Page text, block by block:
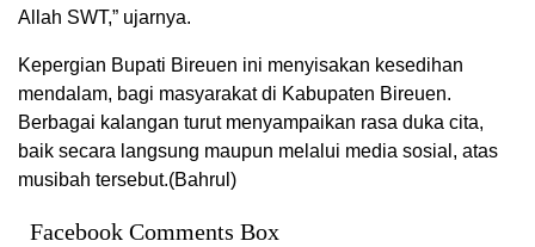
Allah SWT,” ujarnya.
Kepergian Bupati Bireuen ini menyisakan kesedihan
mendalam, bagi masyarakat di Kabupaten Bireuen.
Berbagai kalangan turut menyampaikan rasa duka cita,
baik secara langsung maupun melalui media sosial, atas
musibah tersebut.(Bahrul)
Facebook Comments Box